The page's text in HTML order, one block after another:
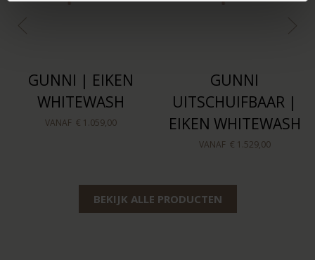
GUNNI | EIKEN
WHITEWASH
VANAF € 1.059,00
GUNNI
UITSCHUIFBAAR |
EIKEN WHITEWASH
VANAF € 1.529,00
BEKIJK ALLE PRODUCTEN